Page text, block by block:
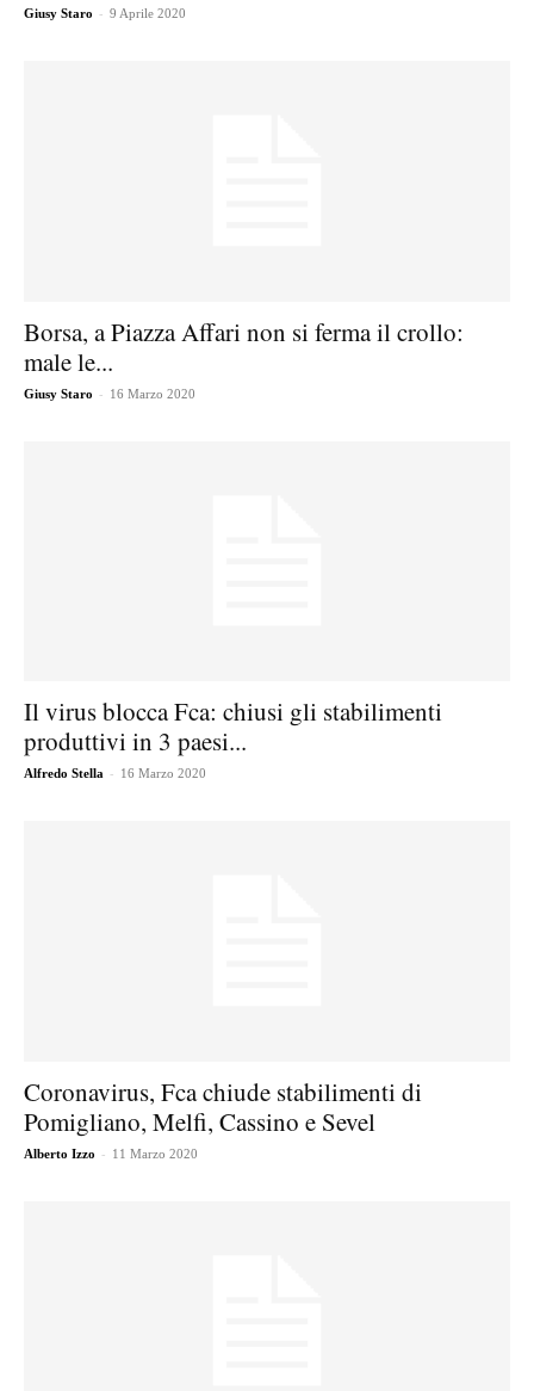
Giusy Staro - 9 Aprile 2020
Borsa, a Piazza Affari non si ferma il crollo:
male le...
Giusy Staro - 16 Marzo 2020
Il virus blocca Fca: chiusi gli stabilimenti
produttivi in 3 paesi...
Alfredo Stella - 16 Marzo 2020
Coronavirus, Fca chiude stabilimenti di
Pomigliano, Melfi, Cassino e Sevel
Alberto Izzo - 11 Marzo 2020